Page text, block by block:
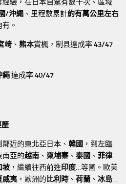
經驗，在日本自駕有數十次、區域
/沖繩 、里程數累計約有萬公里左右
。
崎 、 熊本賞楓，制县達成率43/47
繩達成率40/47
歷
近的東北亞日本、 韓國 ，到左臨
南亞的越南 、 柬埔寨 、 泰國 、 菲律
坡 ，繼續往西前進印度…等國。歐美
威夷 ，歐洲的比利時 、 荷蘭 、 冰島…